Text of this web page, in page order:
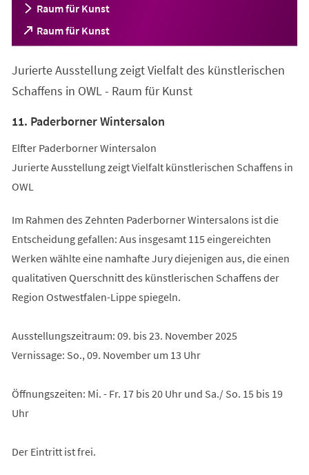
Raum für Kunst
Raum für Kunst
(Öffnet
in
neuen
Tab)
Jurierte Ausstellung zeigt Vielfalt des künstlerischen
Schaffens in OWL - Raum für Kunst
11. Paderborner Wintersalon
Elfter Paderborner Wintersalon
Jurierte Ausstellung zeigt Vielfalt künstlerischen Schaffens in
OWL
Im Rahmen des Zehnten Paderborner Wintersalons ist die
Entscheidung gefallen: Aus insgesamt 115 eingereichten
Werken wählte eine namhafte Jury diejenigen aus, die einen
qualitativen Querschnitt des künstlerischen Schaffens der
Region Ostwestfalen-Lippe spiegeln.
Ausstellungszeitraum: 09. bis 23. November 2025
Vernissage: So., 09. November um 13 Uhr
Öffnungszeiten: Mi. - Fr. 17 bis 20 Uhr und Sa./ So. 15 bis 19
Uhr
Der Eintritt ist frei.